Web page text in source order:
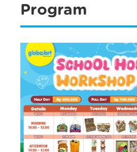
Program